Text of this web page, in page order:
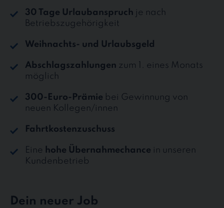
30 Tage Urlaubanspruch je nach
Betriebszugehörigkeit
Weihnachts- und Urlaubsgeld
Abschlagszahlungen zum 1. eines Monats
möglich
300-Euro-Prämie bei Gewinnung von
neuen Kollegen/innen
Fahrtkostenzuschuss
Eine hohe Übernahmechance in unseren
Kundenbetrieb
Dein neuer Job